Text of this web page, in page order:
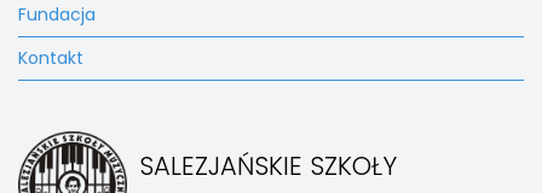
SALEZJAŃSKIE SZKOŁY
Fundacja
Kontakt